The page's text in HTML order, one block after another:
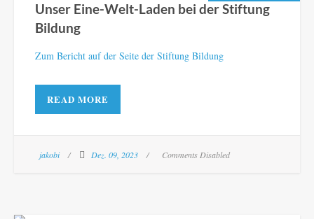
Unser Eine-Welt-Laden bei der Stiftung
Bildung
Zum Bericht auf der Seite der Stiftung Bildung
READ MORE
jakobi Dez. 09, 2023 Comments Disabled